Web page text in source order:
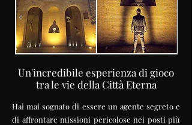
Un'incredibile esperienza di gioco
tra le vie della Città Eterna
Hai mai sognato di essere un agente segreto e
di affrontare missioni pericolose nei posti più